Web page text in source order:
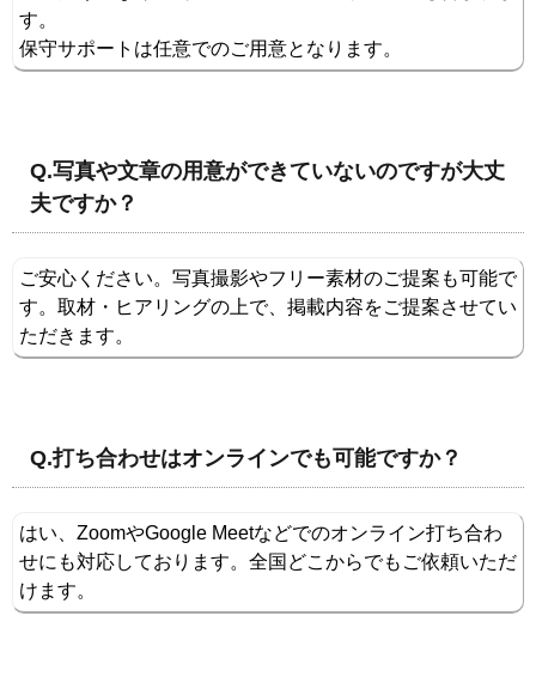
す。
保守サポートは任意でのご用意となります。
Q.写真や文章の用意ができていないのですが大丈
夫ですか？
ご安心ください。写真撮影やフリー素材のご提案も可能で
す。取材・ヒアリングの上で、掲載内容をご提案させてい
ただきます。
Q.打ち合わせはオンラインでも可能ですか？
はい、ZoomやGoogle Meetなどでのオンライン打ち合わ
せにも対応しております。全国どこからでもご依頼いただ
けます。